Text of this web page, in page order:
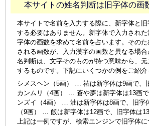
本サイトの姓名判断は旧字体の画
本サイトで名前を入力する際に、新字体と
する必要はありません。新字体で入力され
字体の画数を求めて名前を占います。その
される画数が、入力漢字の画数と異なる場
名判断は、文字そのものが持つ意味から、
するものです。下記にいくつかの例をご紹介
シメスヘン（5画） … 祐は新字体は9画で、
カンムリ（4画） … 蒼や夢は新字体は13画
ンズイ（4画） … 油は新字体は8画で、旧字
（9画） … 飯は新字体は12画で、旧字体は
上記は一例ですが、検索エンジンで旧字体